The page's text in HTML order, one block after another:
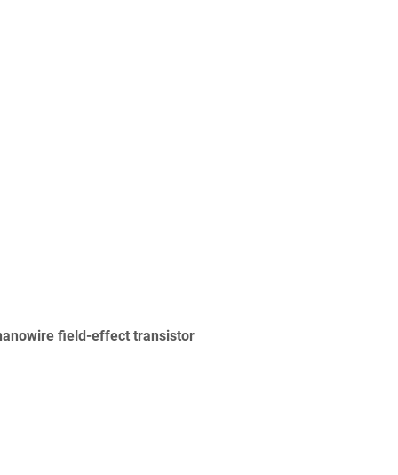
field-effect transistor